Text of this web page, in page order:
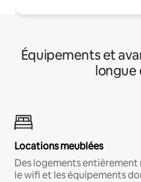
Équipements et
longue
Locations meublées
Des logements entièrement
le wifi et les équipements